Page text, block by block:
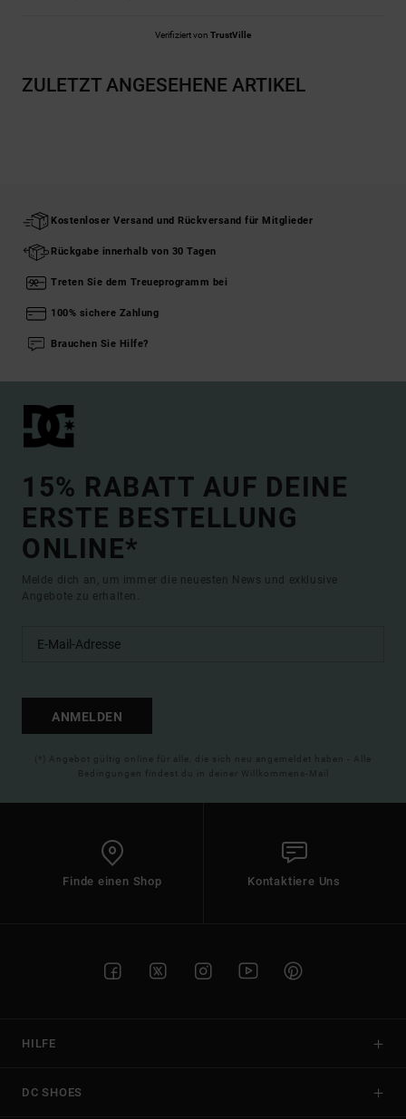
Verifiziert von TrustVille
ZULETZT ANGESEHENE ARTIKEL
Kostenloser Versand und Rückversand für Mitglieder
Rückgabe innerhalb von 30 Tagen
Treten Sie dem Treueprogramm bei
100% sichere Zahlung
Brauchen Sie Hilfe?
15% RABATT AUF DEINE
ERSTE BESTELLUNG
ONLINE*
Melde dich an, um immer die neuesten News und exklusive
Angebote zu erhalten.
ANMELDEN
(*) Angebot gültig online für alle, die sich neu angemeldet haben - Alle
Bedingungen findest du in deiner Willkommens-Mail
Finde einen Shop Kontaktiere Uns
HILFE
DC SHOES